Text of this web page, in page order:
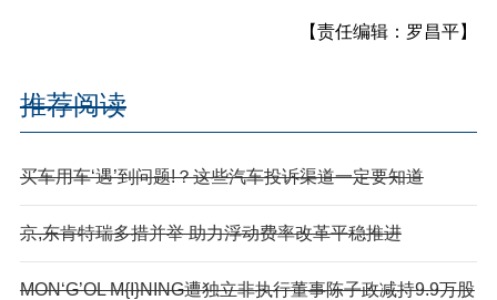
【责任编辑：罗昌平】
推荐阅读
买车用车‘遇’到问题!？这些汽车投诉渠道一定要知道
京,东肯特瑞多措并举 助力浮动费率改革平稳推进
MON‘G’OL M{I}NING遭独立非执行董事陈子政减持9.9万股